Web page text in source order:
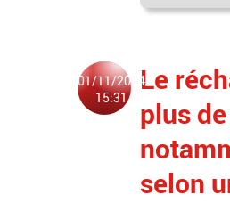
01/11/2024
15:31
Le
plus
selon